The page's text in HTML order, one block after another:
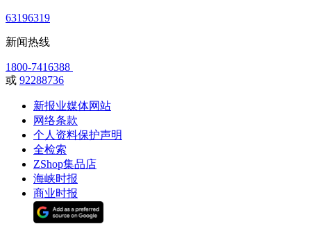
63196319
新闻热线
1800-7416388
或 92288736
新报业媒体网站
网络条款
个人资料保护声明
全检索
ZShop集品店
海峡时报
商业时报